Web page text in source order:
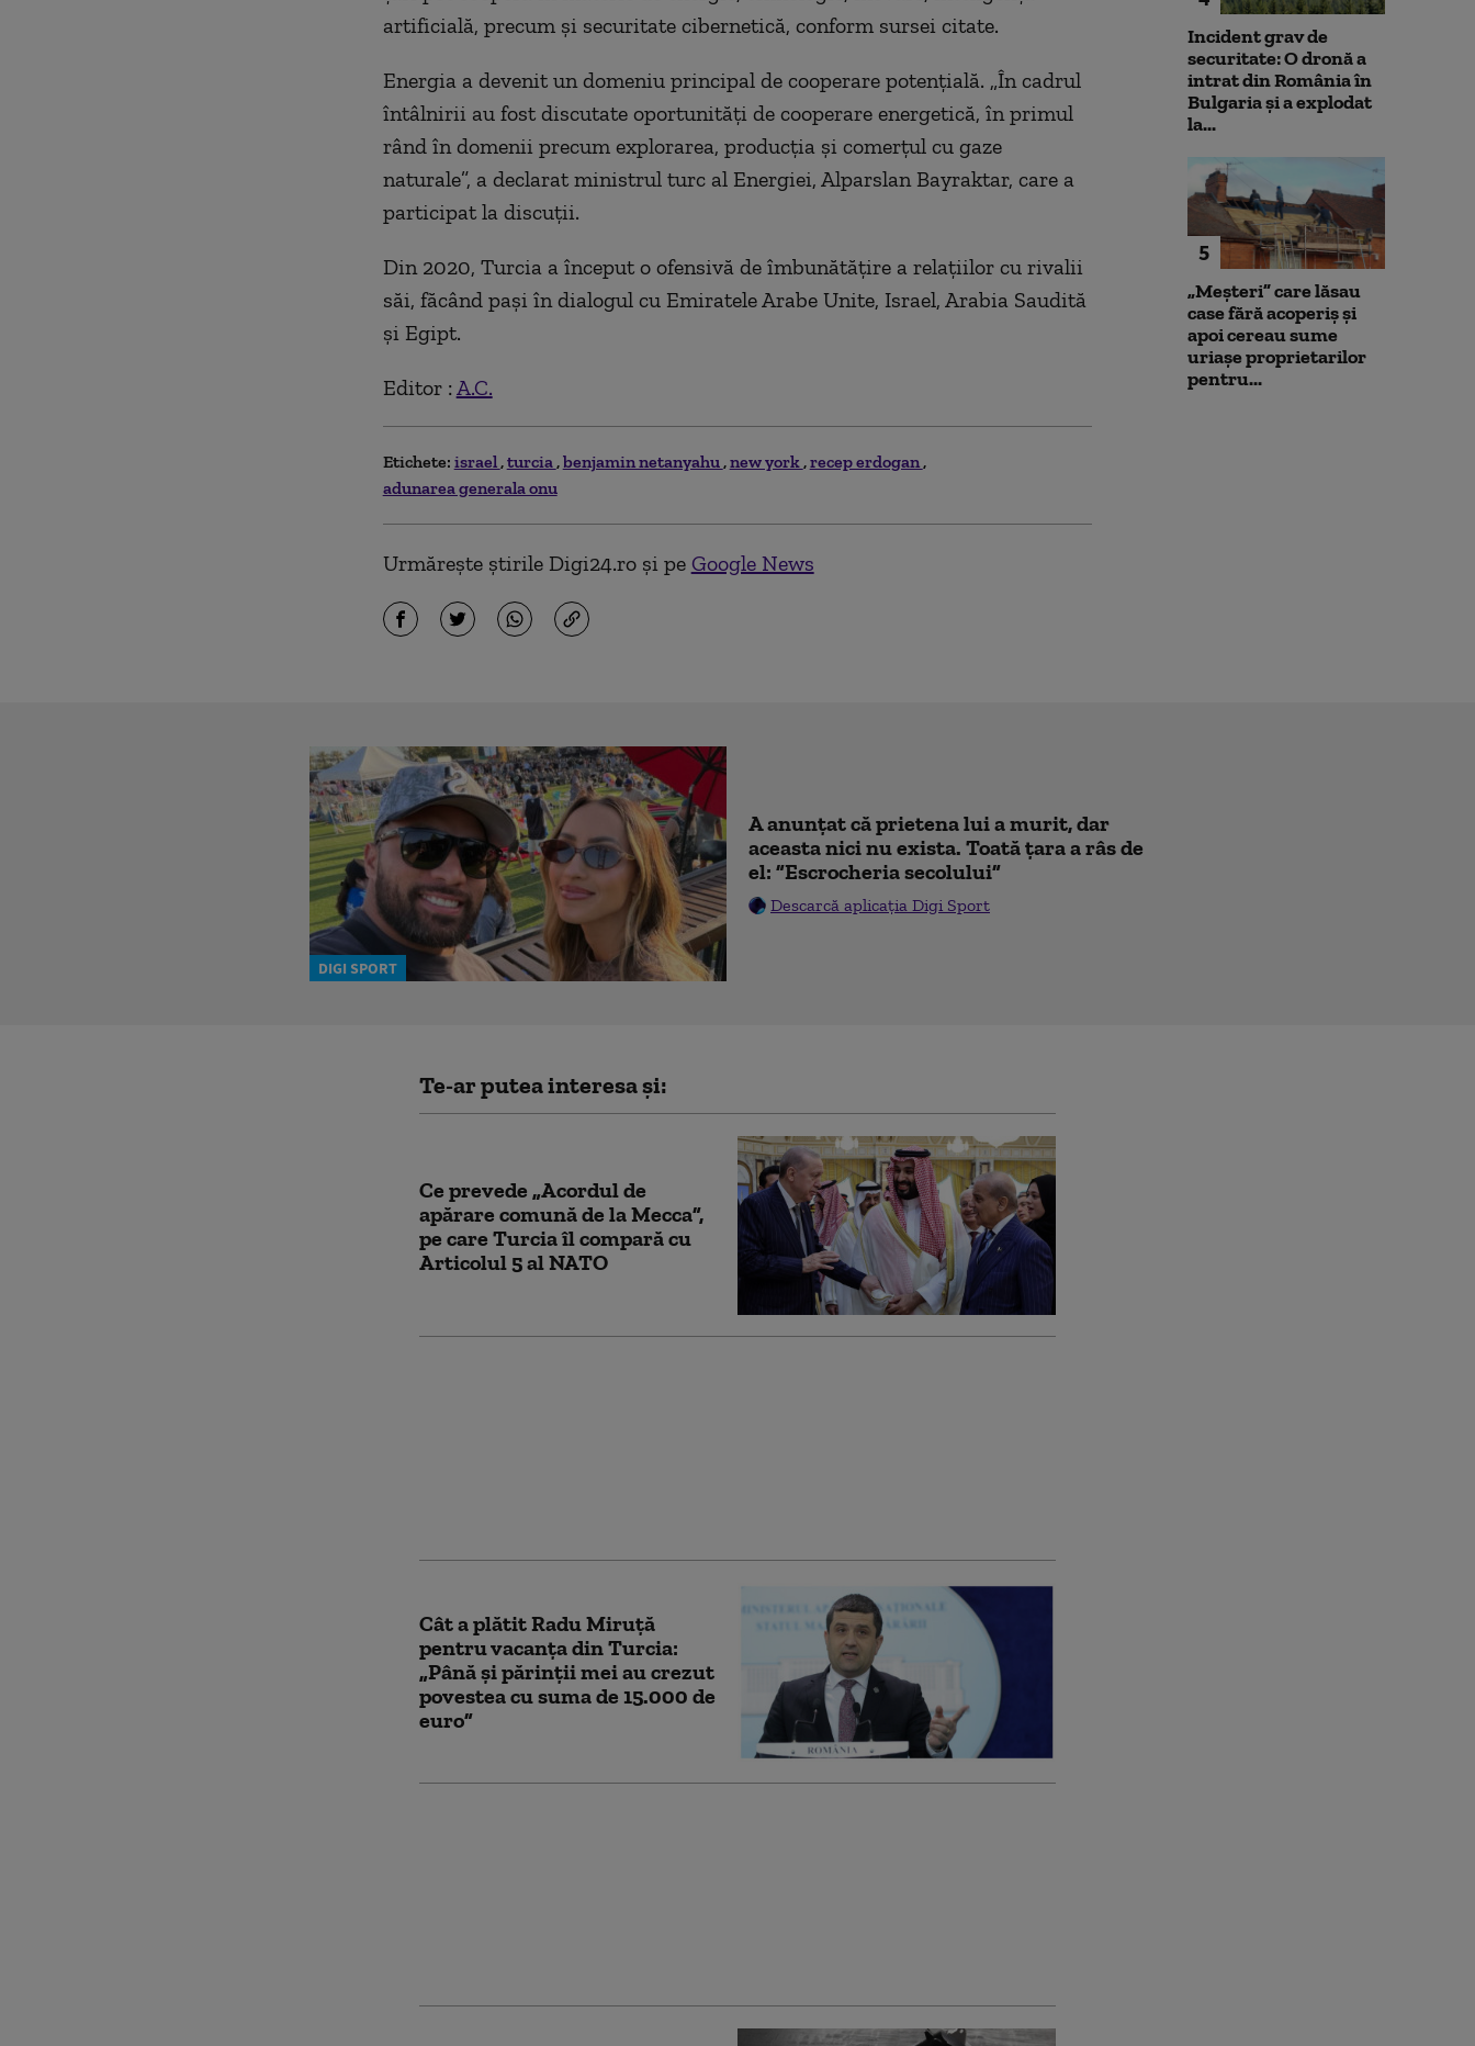
artificială, precum şi securitate cibernetică, conform sursei citate.
Energia a devenit un domeniu principal de cooperare potenţială. „În cadrul
întâlnirii au fost discutate oportunităţi de cooperare energetică, în primul
rând în domenii precum explorarea, producţia şi comerţul cu gaze
naturale”, a declarat ministrul turc al Energiei, Alparslan Bayraktar, care a
participat la discuţii.
Din 2020, Turcia a început o ofensivă de îmbunătăţire a relaţiilor cu rivalii
săi, făcând paşi în dialogul cu Emiratele Arabe Unite, Israel, Arabia Saudită
şi Egipt.
Editor : A.C.
Etichete: israel turcia benjamin netanyahu new york recep erdogan
adunarea generala onu
Urmărește știrile Digi24.ro și pe Google News
Incident grav de
securitate: O dronă a
intrat din România în
Bulgaria şi a explodat
la...
5
„Meșteri” care lăsau
case fără acoperiș și
apoi cereau sume
uriașe proprietarilor
pentru...
DIGI SPORT
A anunțat că prietena lui a murit, dar
aceasta nici nu exista. Toată țara a râs de
el: ”Escrocheria secolului”
Descarcă aplicația Digi Sport
Te-ar putea interesa și:
Ce prevede „Acordul de
apărare comună de la Mecca”,
pe care Turcia îl compară cu
Articolul 5 al NATO
Cât a plătit Radu Miruță
pentru vacanța din Turcia:
„Până și părinții mei au crezut
povestea cu suma de 15.000 de
euro”